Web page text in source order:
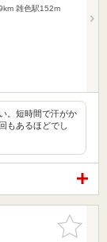
雑色駅152m
。短時間で汗がか
もあるほどでし
お気に入
りに追加